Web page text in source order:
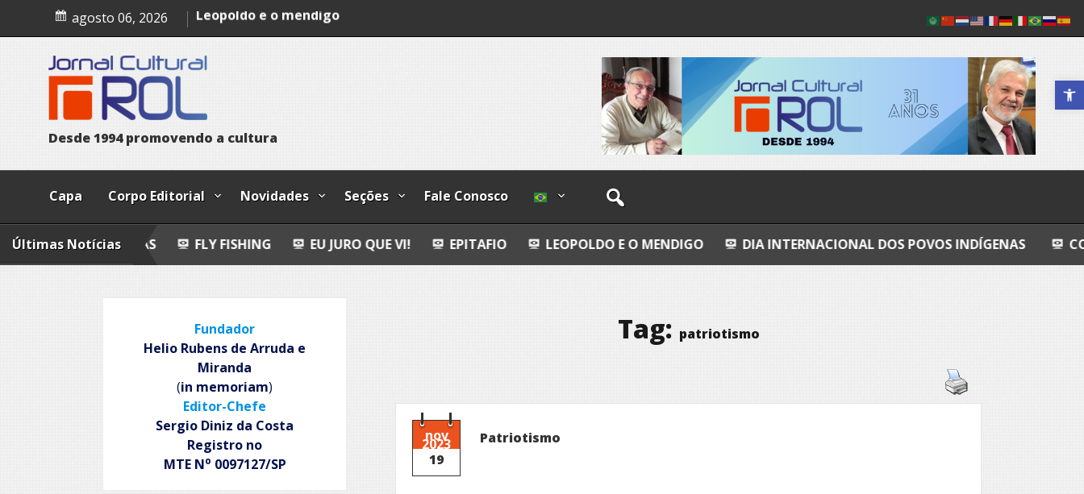
Abrir a
content
agosto 06, 2026
Epitafio
Leopoldo e o mendigo
Dia Internacional dos Povos
Desde1994 promovendo a cultura
Capa Corpo Editorial Novidades Seções Fale Conosco
Últimas Notícias
POEMAS FLY FISHING EU JURO QUE VI! EPITAFIO LEOPOLDO E O MENDIGO DIA INTERNACIONAL DOS POVOS INDÍGENAS COSMOS
Tag: patriotismo
nov
2023
19
Patriotismo
Fundador
Helio Rubens de Arruda e
Miranda
(in memoriam)
Editor-Chefe
Sergio Diniz da Costa
Registro no
MTE No 0097127/SP